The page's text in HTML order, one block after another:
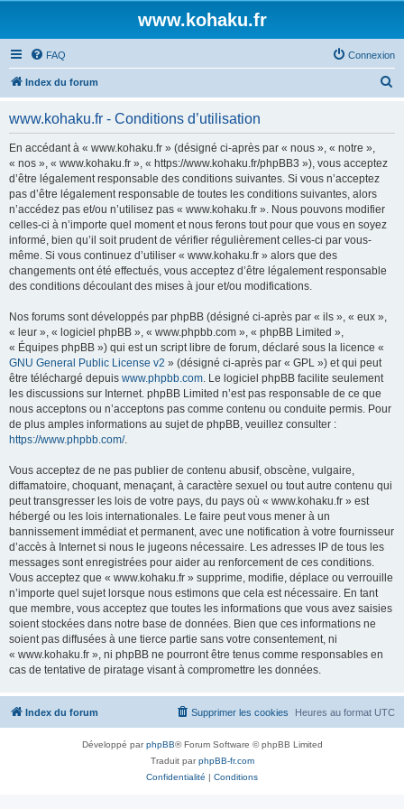
www.kohaku.fr
FAQ Connexion
Index du forum
www.kohaku.fr - Conditions d’utilisation
En accédant à « www.kohaku.fr » (désigné ci-après par « nous », « notre »,
« nos », « www.kohaku.fr », « https://www.kohaku.fr/phpBB3 »), vous acceptez
d’être légalement responsable des conditions suivantes. Si vous n’acceptez
pas d’être légalement responsable de toutes les conditions suivantes, alors
n’accédez pas et/ou n’utilisez pas « www.kohaku.fr ». Nous pouvons modifier
celles-ci à n’importe quel moment et nous ferons tout pour que vous en soyez
informé, bien qu’il soit prudent de vérifier régulièrement celles-ci par vous-
même. Si vous continuez d’utiliser « www.kohaku.fr » alors que des
changements ont été effectués, vous acceptez d’être légalement responsable
des conditions découlant des mises à jour et/ou modifications.
Nos forums sont développés par phpBB (désigné ci-après par « ils », « eux »,
« leur », « logiciel phpBB », « www.phpbb.com », « phpBB Limited »,
« Équipes phpBB ») qui est un script libre de forum, déclaré sous la licence «
GNU General Public License v2 » (désigné ci-après par « GPL ») et qui peut
être téléchargé depuis www.phpbb.com. Le logiciel phpBB facilite seulement
les discussions sur Internet. phpBB Limited n’est pas responsable de ce que
nous acceptons ou n’acceptons pas comme contenu ou conduite permis. Pour
de plus amples informations au sujet de phpBB, veuillez consulter :
https://www.phpbb.com/.
Vous acceptez de ne pas publier de contenu abusif, obscène, vulgaire,
diffamatoire, choquant, menaçant, à caractère sexuel ou tout autre contenu qui
peut transgresser les lois de votre pays, du pays où « www.kohaku.fr » est
hébergé ou les lois internationales. Le faire peut vous mener à un
bannissement immédiat et permanent, avec une notification à votre fournisseur
d’accès à Internet si nous le jugeons nécessaire. Les adresses IP de tous les
messages sont enregistrées pour aider au renforcement de ces conditions.
Vous acceptez que « www.kohaku.fr » supprime, modifie, déplace ou verrouille
n’importe quel sujet lorsque nous estimons que cela est nécessaire. En tant
que membre, vous acceptez que toutes les informations que vous avez saisies
soient stockées dans notre base de données. Bien que ces informations ne
soient pas diffusées à une tierce partie sans votre consentement, ni
« www.kohaku.fr », ni phpBB ne pourront être tenus comme responsables en
cas de tentative de piratage visant à compromettre les données.
Index du forum Heures au format UTC
Supprimer les cookies
Développé parphpBB® Forum Software © phpBB Limited
Traduit parphpBB-fr.com
Confidentialité | Conditions